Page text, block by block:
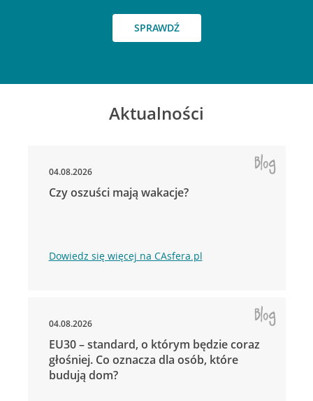
SPRAWDŹ
Aktualności
04.08.2026
Czy oszuści mają wakacje?
Dowiedz się więcej na CAsfera.pl
04.08.2026
EU30 – standard, o którym będzie coraz
głośniej. Co oznacza dla osób, które
budują dom?